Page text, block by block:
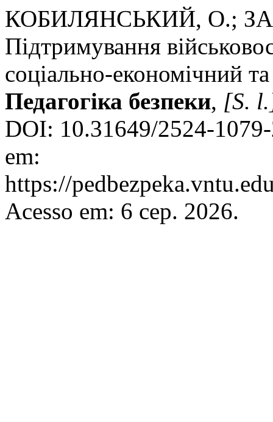
КОБИЛЯНСЬКИЙ, О.;
Підтримування
соціально-економічний
Педагогіка безпеки, [S.
DOI: 10.31649/2524-
em:
https://
Acesso em: 6 сер. 2026.